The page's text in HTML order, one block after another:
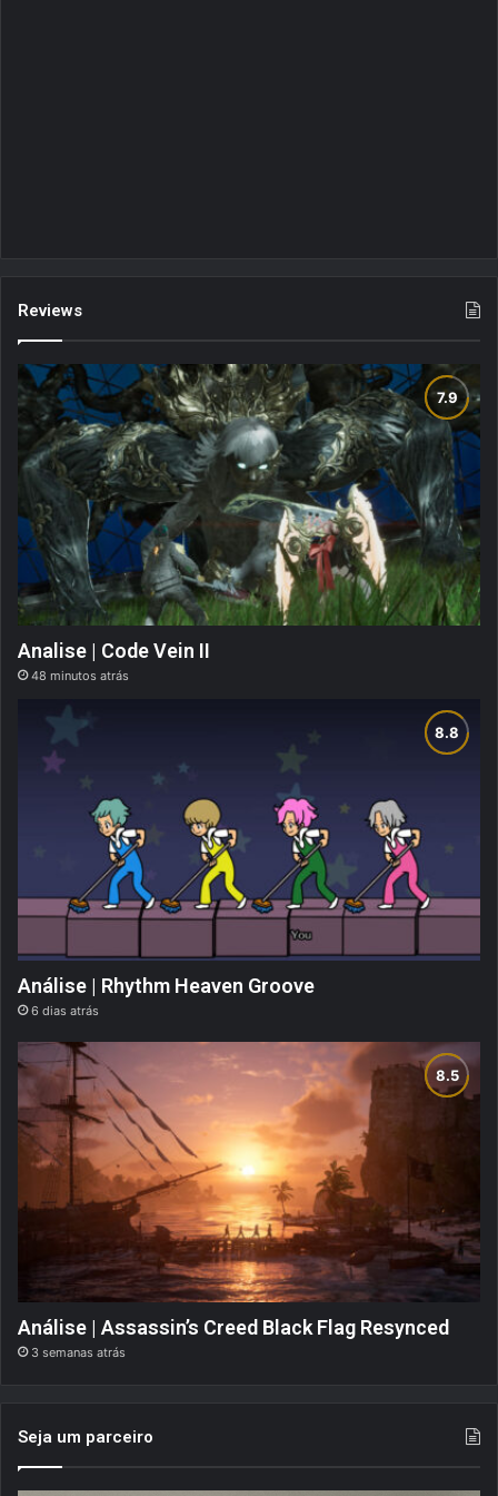
Reviews
Analise | Code Vein II
48 minutos atrás
Análise | Rhythm Heaven Groove
6 dias atrás
Análise | Assassin’s Creed Black Flag Resynced
3 semanas atrás
Seja um parceiro